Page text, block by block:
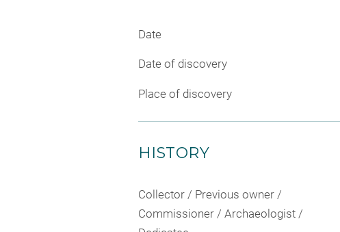
Date
Date of discovery
Place of discovery
HISTORY
Collector / Previous owner /
Commissioner / Archaeologist /